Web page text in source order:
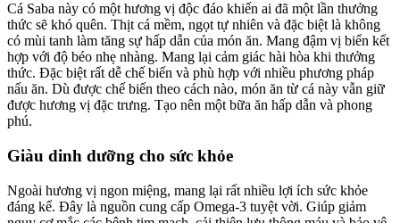
Cá Saba này có một hương vị độc đáo khiến ai đã một lần thưởng
thức sẽ khó quên. Thịt cá mềm, ngọt tự nhiên và đặc biệt là không
có mùi tanh làm tăng sự hấp dẫn của món ăn. Mang đậm vị biển kết
hợp với độ béo nhẹ nhàng. Mang lại cảm giác hài hòa khi thưởng
thức. Đặc biệt rất dễ chế biến và phù hợp với nhiều phương pháp
nấu ăn. Dù được chế biến theo cách nào, món ăn từ cá này vẫn giữ
được hương vị đặc trưng. Tạo nên một bữa ăn hấp dẫn và phong
phú.
Giàu dinh dưỡng cho sức khỏe
Ngoài hương vị ngon miệng, mang lại rất nhiều lợi ích sức khỏe
đáng kể. Đây là nguồn cung cấp Omega-3 tuyệt vời. Giúp giảm